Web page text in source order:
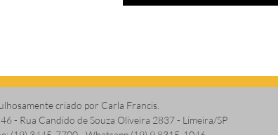
criado por Carla Francis.
- Rua Candido de Souza Oliveira 2837 - Limeira/SP